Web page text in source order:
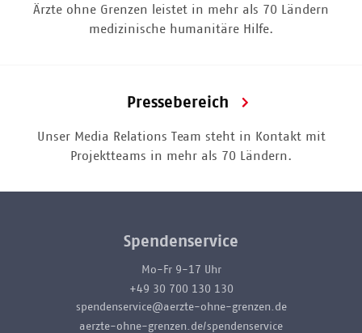
Ärzte ohne Grenzen leistet in mehr als 70 Ländern
medizinische humanitäre Hilfe.
Pressebereich
Unser Media Relations Team steht in Kontakt mit
Projektteams in mehr als 70 Ländern.
Spendenservice
Mo-Fr 9-17 Uhr
+49 30 700 130 130
spendenservice@aerzte-ohne-grenzen.de
aerzte-ohne-grenzen.de/spendenservice